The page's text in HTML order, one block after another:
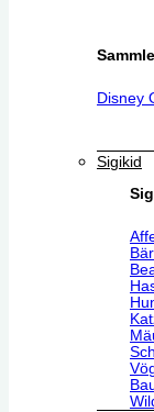
Disney
Sigikid